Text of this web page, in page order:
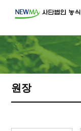
원장